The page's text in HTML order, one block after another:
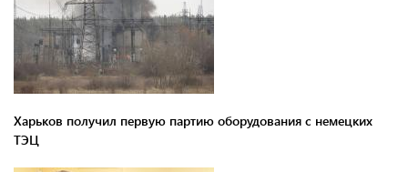
Харьков получил первую партию оборудования с немецких
ТЭЦ